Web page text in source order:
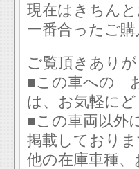
現在はきちん
一番合ったご
ご覧頂きあり
■この車への「
は、お気軽に
■この車両以外
掲載しており
他の在庫車種